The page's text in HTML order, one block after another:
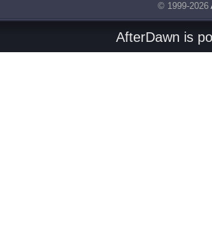
© 1999-2026
AfterDawn is